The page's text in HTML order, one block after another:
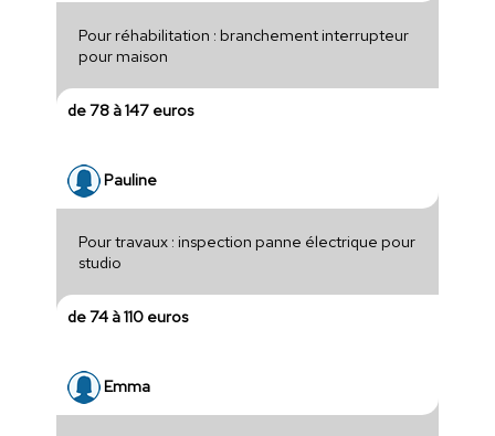
Pour réhabilitation : branchement interrupteur
pour maison
de 78 à 147 euros
Pauline
Pour travaux : inspection panne électrique pour
studio
de 74 à 110 euros
Emma